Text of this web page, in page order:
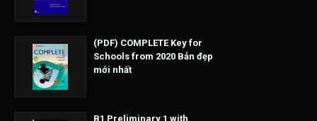
(PDF) COMPLETE Key for
Schools from 2020 Bản đẹp
mới nhất
B1 Preliminary 1 with